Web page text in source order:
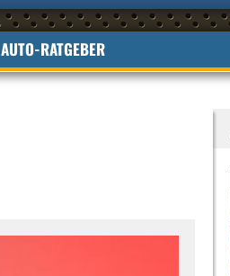
AUTO-RATGEBER